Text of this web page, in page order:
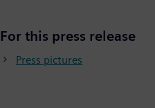
For this press release
Press pictures